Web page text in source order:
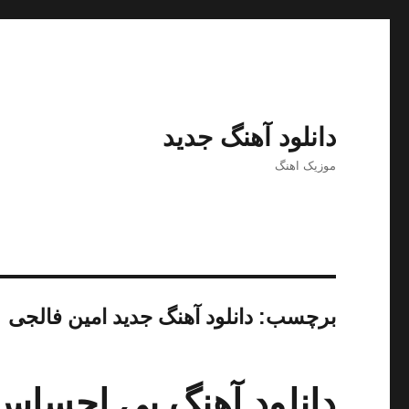
دانلود آهنگ جدید
موزیک اهنگ
برچسب:دانلود آهنگ جدید امین فالجی